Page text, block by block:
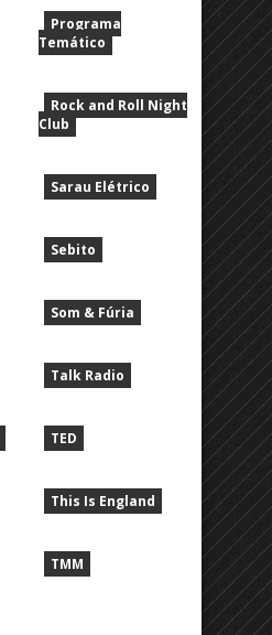
Programa
Temático
Rock and Roll Night
Club
Sarau Elétrico
Sebito
Som & Fúria
Talk Radio
TED
This Is England
TMM